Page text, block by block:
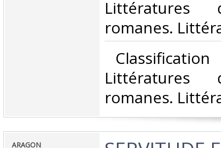
Littératures
romanes.
Littératures
romanes.
‎ARAGON‎